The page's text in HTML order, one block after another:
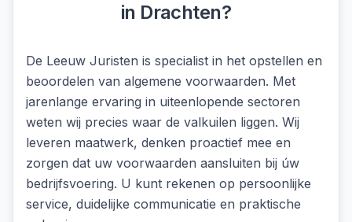
in Drachten?
De Leeuw Juristen is specialist in het opstellen en
beoordelen van algemene voorwaarden. Met
jarenlange ervaring in uiteenlopende sectoren
weten wij precies waar de valkuilen liggen. Wij
leveren maatwerk, denken proactief mee en
zorgen dat uw voorwaarden aansluiten bij úw
bedrijfsvoering. U kunt rekenen op persoonlijke
service, duidelijke communicatie en praktische